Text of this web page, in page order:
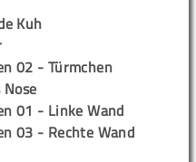
Kuh
02 - Türmchen
01 - Linke Wand
03 - Rechte Wand